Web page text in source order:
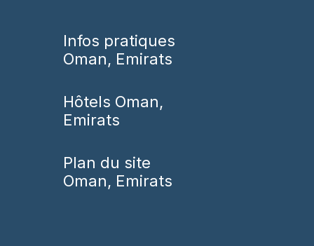
Infos pratiques
Oman, Emirats
Hôtels Oman,
Emirats
Plan du site
Oman, Emirats